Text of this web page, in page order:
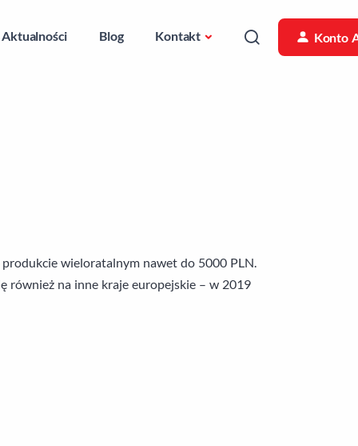
Aktualności Blog Kontakt Konto
wieloratalnym nawet do 5000 PLN.
również na inne kraje europejskie – w 2019